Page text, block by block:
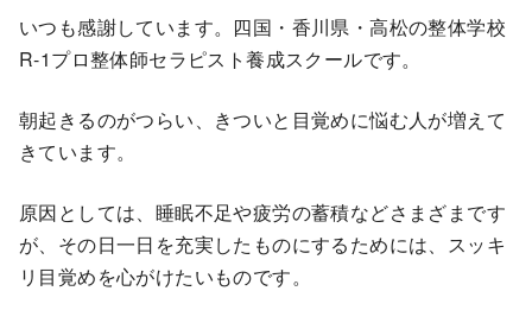
いつも感謝しています。四国・香川県・高松の整体学校
R-1プロ整体師セラピスト養成スクールです。
朝起きるのがつらい、きついと目覚めに悩む人が増えて
きています。
原因としては、睡眠不足や疲労の蓄積などさまざまです
が、その日一日を充実したものにするためには、スッキ
リ目覚めを心がけたいものです。